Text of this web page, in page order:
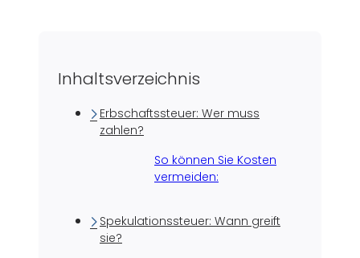
Inhaltsverzeichnis
Erbschaftssteuer: Wer muss
zahlen?
So können Sie Kosten
vermeiden:
Spekulationssteuer: Wann greift
sie?